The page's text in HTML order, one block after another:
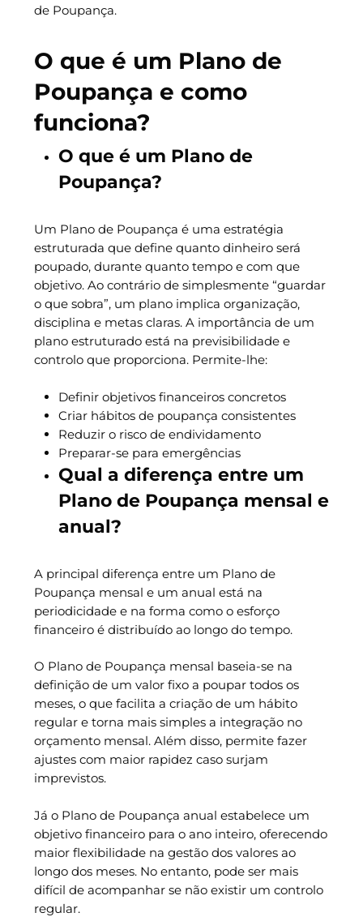
de Poupança.
O que é um Plano de
Poupança e como
funciona?
O que é um Plano de
Poupança?
Um Plano de Poupança é uma estratégia
estruturada que define quanto dinheiro será
poupado, durante quanto tempo e com que
objetivo. Ao contrário de simplesmente “guardar
o que sobra”, um plano implica organização,
disciplina e metas claras. A importância de um
plano estruturado está na previsibilidade e
controlo que proporciona. Permite-lhe:
Definir objetivos financeiros concretos
Criar hábitos de poupança consistentes
Reduzir o risco de endividamento
Preparar-se para emergências
Qual a diferença entre um
Plano de Poupança mensal e
anual?
A principal diferença entre um Plano de
Poupança mensal e um anual está na
periodicidade e na forma como o esforço
financeiro é distribuído ao longo do tempo.
O Plano de Poupança mensal baseia-se na
definição de um valor fixo a poupar todos os
meses, o que facilita a criação de um hábito
regular e torna mais simples a integração no
orçamento mensal. Além disso, permite fazer
ajustes com maior rapidez caso surjam
imprevistos.
Já o Plano de Poupança anual estabelece um
objetivo financeiro para o ano inteiro, oferecendo
maior flexibilidade na gestão dos valores ao
longo dos meses. No entanto, pode ser mais
difícil de acompanhar se não existir um controlo
regular.